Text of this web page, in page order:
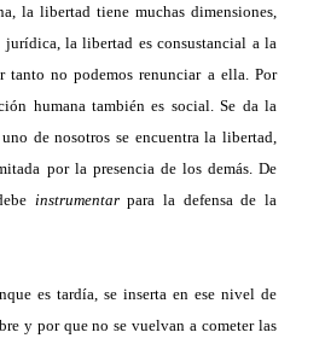
la libertad tiene muchas dimensiones,
jurídica, la libertad es consustancial a la
tanto no podemos renunciar a ella. Por
humana también es social. Se da la
de nosotros se encuentra la libertad,
por la presencia de los demás. De
instrumentarpara la defensa de la
es tardía, se inserta en ese nivel de
y por que no se vuelvan a cometer las